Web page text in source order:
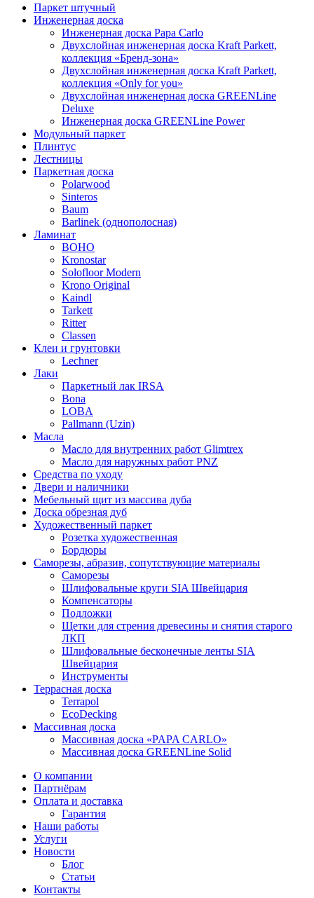
Паркет штучный
Инженерная доска
Инженерная доска Papa Carlo
Двухслойная инженерная доска Kraft Parkett,
коллекция «Бренд-зона»
Двухслойная инженерная доска Kraft Parkett,
коллекция «Only for you»
Двухслойная инженерная доска GREENLine
Deluxe
Инженерная доска GREENLine Power
Модульный паркет
Плинтус
Лестницы
Паркетная доска
Polarwood
Sinteros
Baum
Barlinek (однополосная)
Ламинат
BOHO
Kronostar
Solofloor Modern
Krono Original
Kaindl
Tarkett
Ritter
Classen
Клеи и грунтовки
Lechner
Лаки
Паркетный лак IRSA
Bona
LOBA
Pallmann (Uzin)
Масла
Масло для внутренних работ Glimtrex
Масло для наружных работ PNZ
Средства по уходу
Двери и наличники
Мебельный щит из массива дуба
Доска обрезная дуб
Художественный паркет
Розетка художественная
Бордюры
Саморезы, абразив, сопутствующие материалы
Саморезы
Шлифовальные круги SIA Швейцария
Компенсаторы
Подложки
Щетки для стрения древесины и снятия старого
ЛКП
Шлифовальные бесконечные ленты SIA
Швейцария
Инструменты
Террасная доска
Terrapol
EcoDecking
Массивная доска
Массивная доска «PAPA CARLO»
Массивная доска GREENLine Solid
О компании
Партнёрам
Оплата и доставка
Гарантия
Наши работы
Услуги
Новости
Блог
Статьи
Контакты